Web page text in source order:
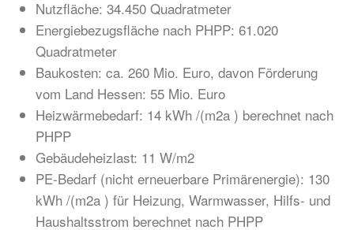
Nutzfläche: 34.450 Quadratmeter
Energiebezugsfläche nach PHPP: 61.020
Quadratmeter
Baukosten: ca. 260 Mio. Euro, davon Förderung
vom Land Hessen: 55 Mio. Euro
Heizwärmebedarf: 14 kWh /(m2a ) berechnet nach
PHPP
Gebäudeheizlast: 11 W/m2
PE-Bedarf (nicht erneuerbare Primärenergie): 130
kWh /(m2a ) für Heizung, Warmwasser, Hilfs- und
Haushaltsstrom berechnet nach PHPP